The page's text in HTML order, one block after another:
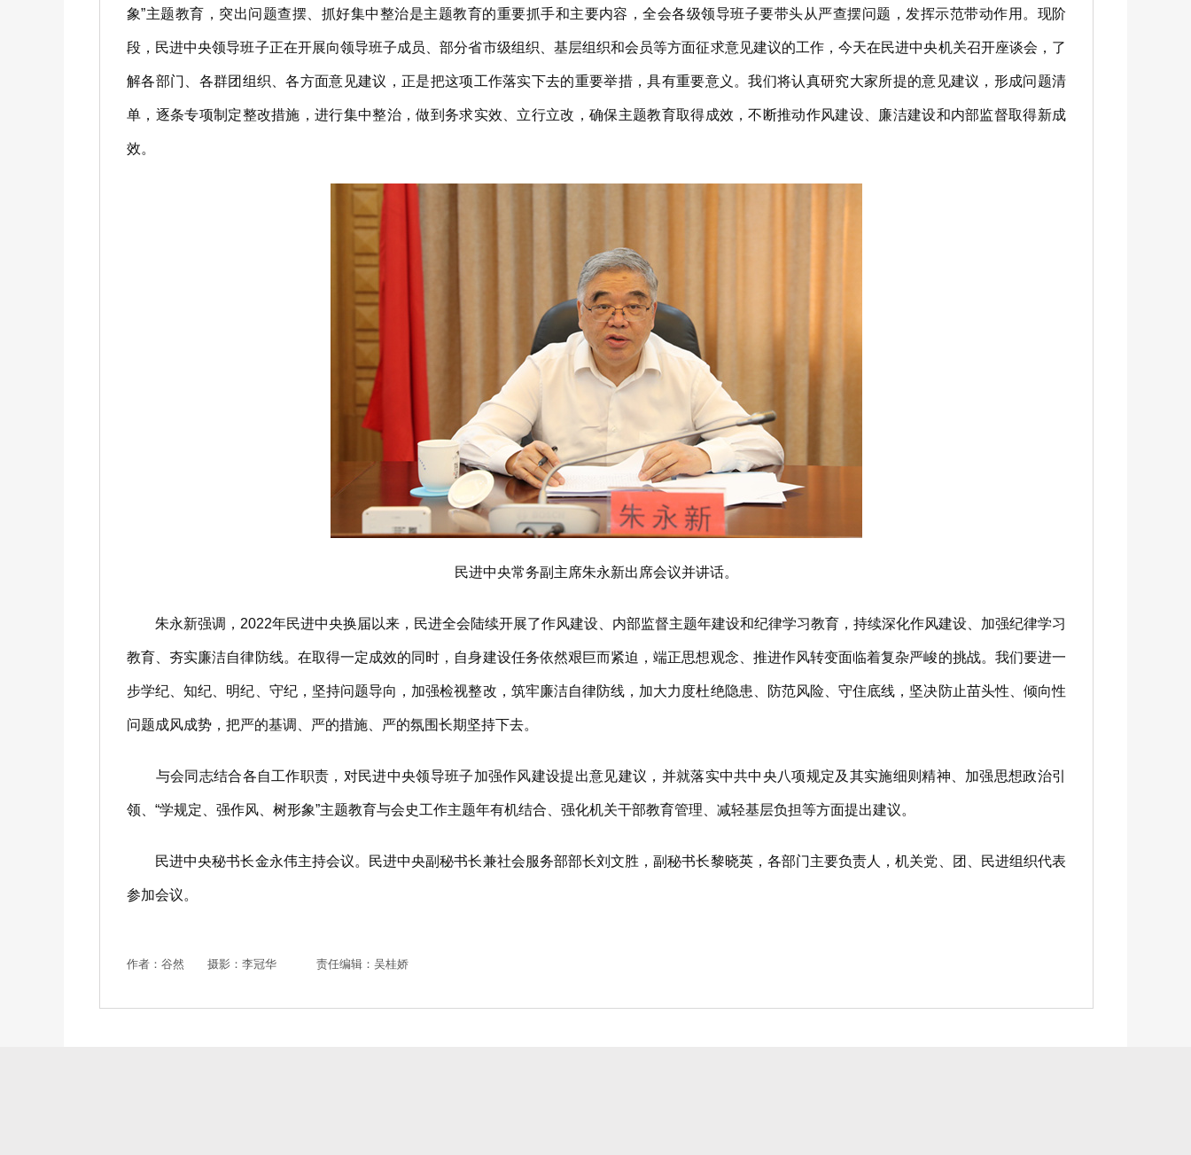
象”主题教育，突出问题查摆、抓好集中整治是主题教育的重要抓手和主要内容，全会各级领导班子要带头从严查摆问题，发挥示范带动作用。现阶
段，民进中央领导班子正在开展向领导班子成员、部分省市级组织、基层组织和会员等方面征求意见建议的工作，今天在民进中央机关召开座谈会，了
解各部门、各群团组织、各方面意见建议，正是把这项工作落实下去的重要举措，具有重要意义。我们将认真研究大家所提的意见建议，形成问题清
单，逐条专项制定整改措施，进行集中整治，做到务求实效、立行立改，确保主题教育取得成效，不断推动作风建设、廉洁建设和内部监督取得新成
效。
民进中央常务副主席朱永新出席会议并讲话。
朱永新强调，2022年民进中央换届以来，民进全会陆续开展了作风建设、内部监督主题年建设和纪律学习教育，持续深化作风建设、加强纪律学习
教育、夯实廉洁自律防线。在取得一定成效的同时，自身建设任务依然艰巨而紧迫，端正思想观念、推进作风转变面临着复杂严峻的挑战。我们要进一
步学纪、知纪、明纪、守纪，坚持问题导向，加强检视整改，筑牢廉洁自律防线，加大力度杜绝隐患、防范风险、守住底线，坚决防止苗头性、倾向性
问题成风成势，把严的基调、严的措施、严的氛围长期坚持下去。
与会同志结合各自工作职责，对民进中央领导班子加强作风建设提出意见建议，并就落实中共中央八项规定及其实施细则精神、加强思想政治引
领、“学规定、强作风、树形象”主题教育与会史工作主题年有机结合、强化机关干部教育管理、减轻基层负担等方面提出建议。
民进中央秘书长金永伟主持会议。民进中央副秘书长兼社会服务部部长刘文胜，副秘书长黎晓英，各部门主要负责人，机关党、团、民进组织代表
参加会议。
作者：谷然 摄影：李冠华 责任编辑：吴桂娇